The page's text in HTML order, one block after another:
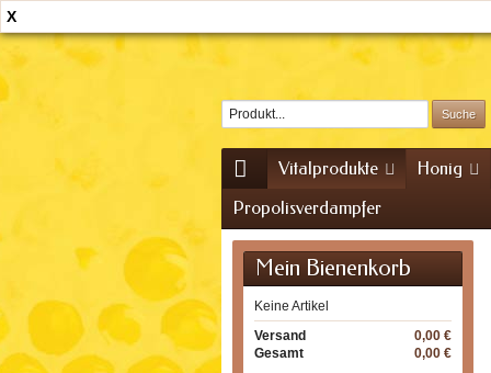
X
Vitalprodukte Honig
Propolisverdampfer
Mein Bienenkorb
Keine Artikel
0,00 €
Versand
0,00 €
Gesamt